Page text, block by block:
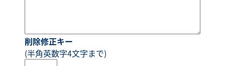
削除修正キー
(半角英数字4文字まで)